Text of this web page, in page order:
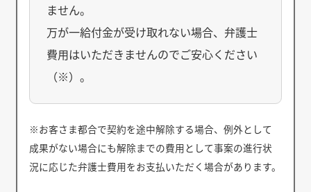
ません。
万が一給付金が受け取れない場合、弁護士
費用はいただきませんのでご安心ください
（※）。
※お客さま都合で契約を途中解除する場合、例外として
成果がない場合にも解除までの費用として事案の進行状
況に応じた弁護士費用をお支払いただく場合があります。